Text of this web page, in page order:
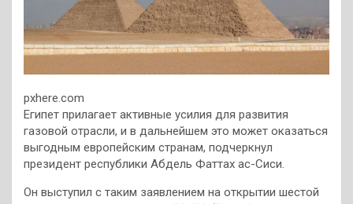
pxhere.com
Египет прилагает активные усилия для развития
газовой отрасли, и в дальнейшем это может оказаться
выгодным европейским странам, подчеркнул
президент республики Абдель Фаттах ас-Сиси.
Он выступил с таким заявлением на открытии шестой